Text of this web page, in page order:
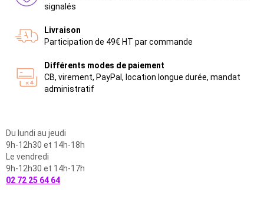
signalés
Livraison
Participation de 49€ HT par commande
Différents modes de paiement
CB, virement, PayPal, location longue durée, mandat
administratif
Du lundi au jeudi
9h-12h30 et 14h-18h
Le vendredi
9h-12h30 et 14h-17h
02 72 25 64 64